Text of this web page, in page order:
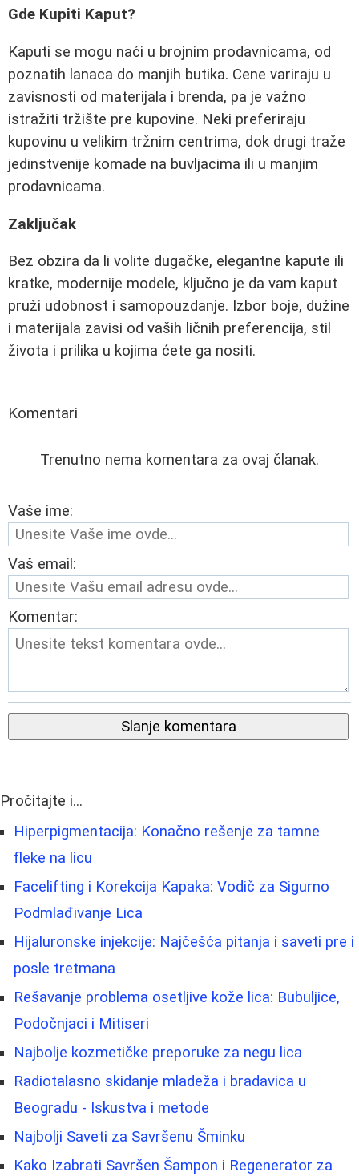
Gde Kupiti Kaput?
Kaputi se mogu naći u brojnim prodavnicama, od
poznatih lanaca do manjih butika. Cene variraju u
zavisnosti od materijala i brenda, pa je važno
istražiti tržište pre kupovine. Neki preferiraju
kupovinu u velikim tržnim centrima, dok drugi traže
jedinstvenije komade na buvljacima ili u manjim
prodavnicama.
Zaključak
Bez obzira da li volite dugačke, elegantne kapute ili
kratke, modernije modele, ključno je da vam kaput
pruži udobnost i samopouzdanje. Izbor boje, dužine
i materijala zavisi od vaših ličnih preferencija, stil
života i prilika u kojima ćete ga nositi.
Komentari
Trenutno nema komentara za ovaj članak.
Vaše ime:
Vaš email:
Komentar:
Slanje komentara
Pročitajte i...
Hiperpigmentacija: Konačno rešenje za tamne
fleke na licu
Facelifting i Korekcija Kapaka: Vodič za Sigurno
Podmlađivanje Lica
Hijaluronske injekcije: Najčešća pitanja i saveti pre i
posle tretmana
Rešavanje problema osetljive kože lica: Bubuljice,
Podočnjaci i Mitiseri
Najbolje kozmetičke preporuke za negu lica
Radiotalasno skidanje mladeža i bradavica u
Beogradu - Iskustva i metode
Najbolji Saveti za Savršenu Šminku
Kako Izabrati Savršen Šampon i Regenerator za